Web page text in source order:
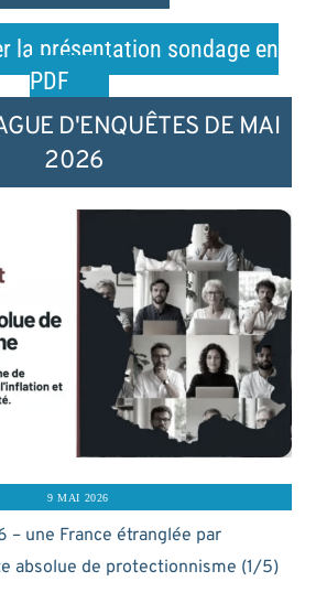
la présentation sondage en
PDF
D'ENQUÊTES DE MAI
2026
9 MAI 2026
– une France étranglée par
absolue de protectionnisme (1/5)